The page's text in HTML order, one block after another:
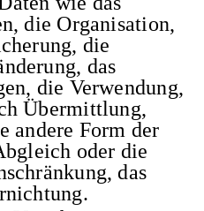
die Organisation,
die
das
die Verwendung,
Übermittlung,
andere Form der
oder die
das